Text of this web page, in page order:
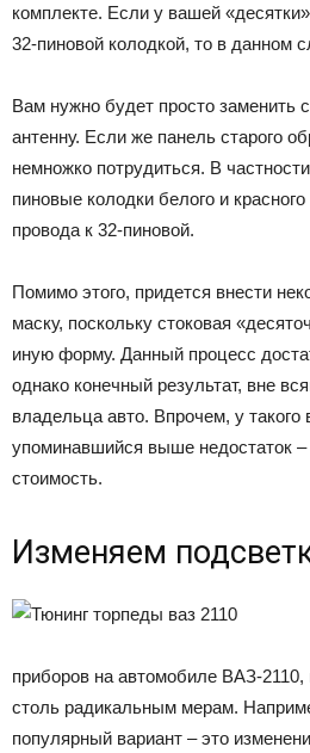
комплекте. Если у вашей
32-пиновой колодкой, то в данном
Вам нужно будет просто заменить
антенну. Если же панель старого
немножко потрудиться. В
пиновые колодки белого и
провода к 32-пиновой.
Помимо этого, придется внести
маску, поскольку стоковая
иную форму. Данный процесс
однако конечный результат, вне
владельца авто. Впрочем, у такого
упоминавшийся выше недостаток
стоимость.
Изменяем
приборов на автомобиле ВАЗ-2110,
столь радикальным мерам.
популярный вариант – это